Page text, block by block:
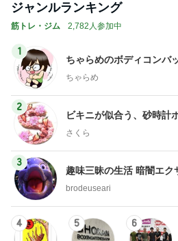
ジャンルランキング
筋トレ・ジム 2,782人参加中
1
ちゃらめのボディコンバ
ちゃらめ
2
ビキニが似合う、砂時計
さくら
3
趣味三昧の生活 暗闇エク
brodeuseari
4 5 6